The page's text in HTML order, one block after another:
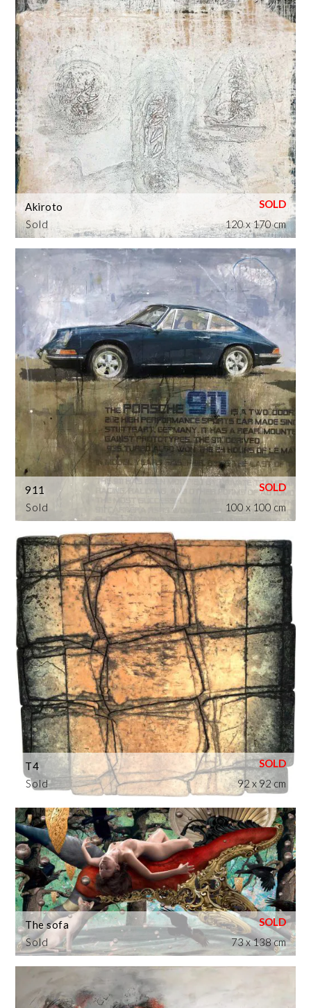
Sold
Akiroto
120 x 170 cm
Sold
911
100 x 100 cm
Sold
T4
92 x 92 cm
Sold
The sofa
73 x 138 cm